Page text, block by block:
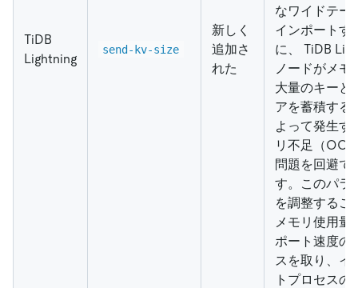
TiDB
Lightning
send-kv-size
新しく
追加さ
れた
なワイドテー
インポートす
に、 TiDB
ノードがメモ
大量のキーと
アを蓄積する
よって発生す
リ不足（
問題を回避で
す。このパラ
を調整するこ
メモリ使用量
ポート速度の
スを取り、イ
トプロセスの